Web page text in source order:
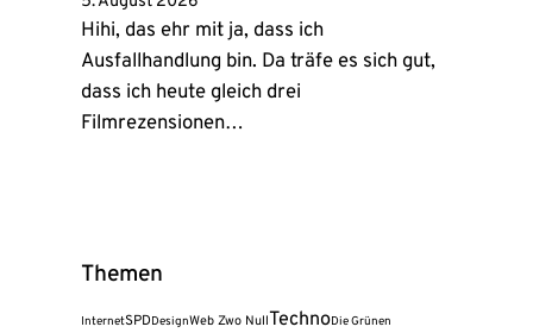
Hihi, das ehr mit ja, dass ich
Ausfallhandlung bin. Da träfe es sich gut,
dass ich heute gleich drei
Filmrezensionen…
Themen
InternetSPDDesignWeb Zwo NullTechnoDie Grünen